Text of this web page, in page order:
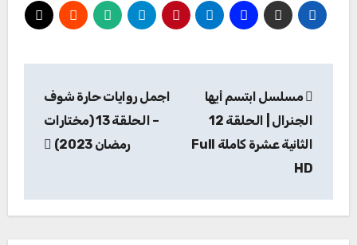
المقالات
مسلسل ابتسم أيها
الجنرال | الحلقة 12
الثانية عشرة كاملة Full
HD
اجمل روايات حارة شوف
– الحلقة 13 (مختارات
رمضان 2023)